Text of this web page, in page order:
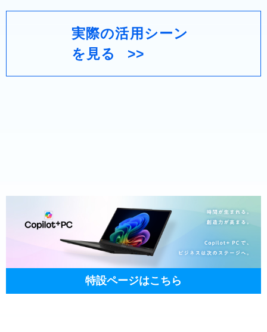
実際の活用シーン
を見る
>>
特設ページはこちら